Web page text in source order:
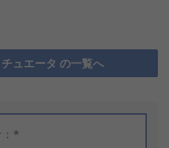
ュエータ の一覧へ
：*